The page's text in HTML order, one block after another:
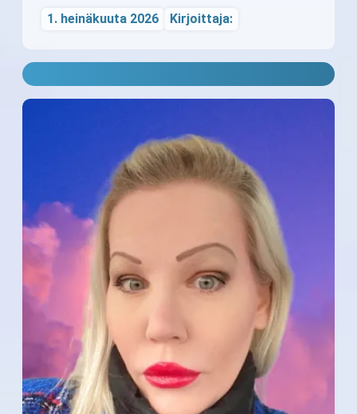
1. heinäkuuta 2026 Kirjoittaja: